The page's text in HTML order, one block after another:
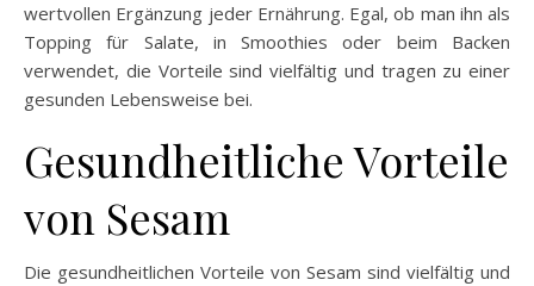
wertvollen Ergänzung jeder Ernährung. Egal, ob man ihn als
Topping für Salate, in Smoothies oder beim Backen
verwendet, die Vorteile sind vielfältig und tragen zu einer
gesunden Lebensweise bei.
Gesundheitliche Vorteile
von Sesam
Die gesundheitlichen Vorteile von Sesam sind vielfältig und